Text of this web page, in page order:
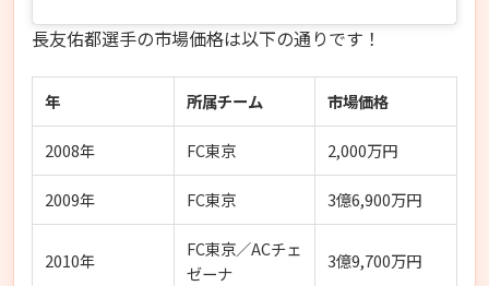
長友佑都選手の市場価格は以下の通りです！
年 所属チーム 市場価格
2008年 FC東京 2,000万円
2009年 FC東京 3億6,900万円
2010年
FC東京／ACチェ
ゼーナ
3億9,700万円